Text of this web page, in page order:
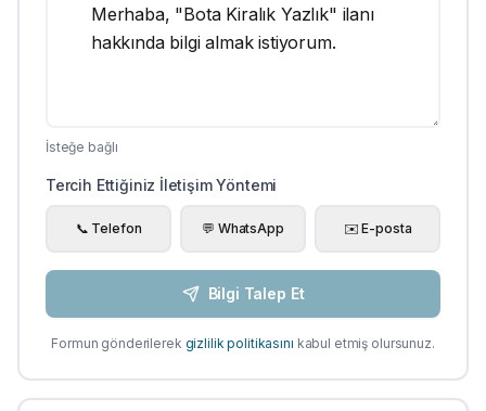
İsteğe bağlı
Tercih Ettiğiniz İletişim Yöntemi
📞 Telefon 💬 WhatsApp ✉️ E-posta
Bilgi Talep Et
Formun gönderilerek gizlilik politikasını kabul etmiş olursunuz.